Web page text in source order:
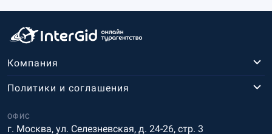
Компания
ОФИС
г. Москва, ул. Селезневская, д. 24-26, стр. 3
Политики и соглашения